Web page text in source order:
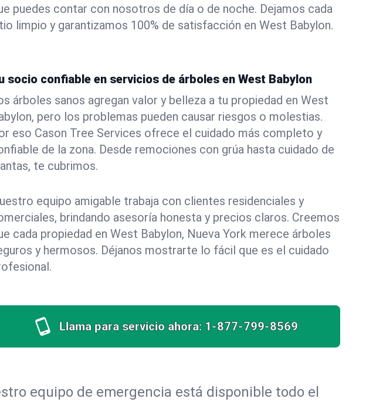
puedes contar con nosotros de día o de noche. Dejamos cada
limpio y garantizamos 100% de satisfacción en West Babylon.
socio confiable en servicios de árboles en West Babylon
árboles sanos agregan valor y belleza a tu propiedad en West
pero los problemas pueden causar riesgos o molestias.
eso Cason Tree Services ofrece el cuidado más completo y
de la zona. Desde remociones con grúa hasta cuidado de
te cubrimos.
equipo amigable trabaja con clientes residenciales y
brindando asesoría honesta y precios claros. Creemos
cada propiedad en West Babylon, Nueva York merece árboles
y hermosos. Déjanos mostrarte lo fácil que es el cuidado
Llama para servicio ahora: 1-877-799-8569
equipo de emergencia está disponible todo el